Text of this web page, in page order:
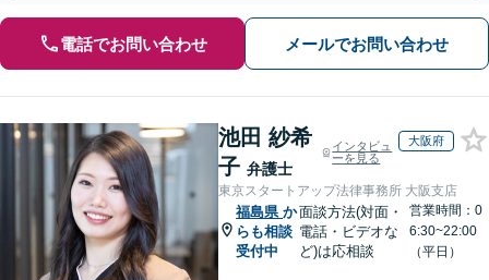
電話でお問い合わせ メールでお問い合わせ
池田 紗希
子 弁護士
インタビュ
ーを見る
大阪府
東京スタートアップ法律事務所 大阪支店
福島県 か
らも相談
受付中
面談方法(対面・
電話・ビデオな
ど)は応相談
営業時間：0
6:30~22:00
（平日）